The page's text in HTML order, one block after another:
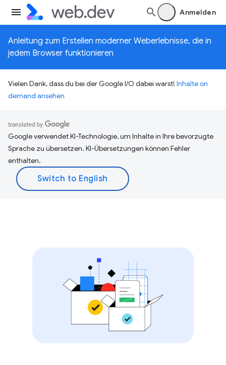
Anmelden
Anleitung zum Erstellen moderner Weberlebnisse, die in
jedem Browser funktionieren
Vielen Dank, dass du bei der Google I/O dabei warst! Inhalte on
demand ansehen
Google verwendet KI-Technologie, um Inhalte in Ihre bevorzugte
Sprache zu übersetzen. KI-Übersetzungen können Fehler
enthalten.